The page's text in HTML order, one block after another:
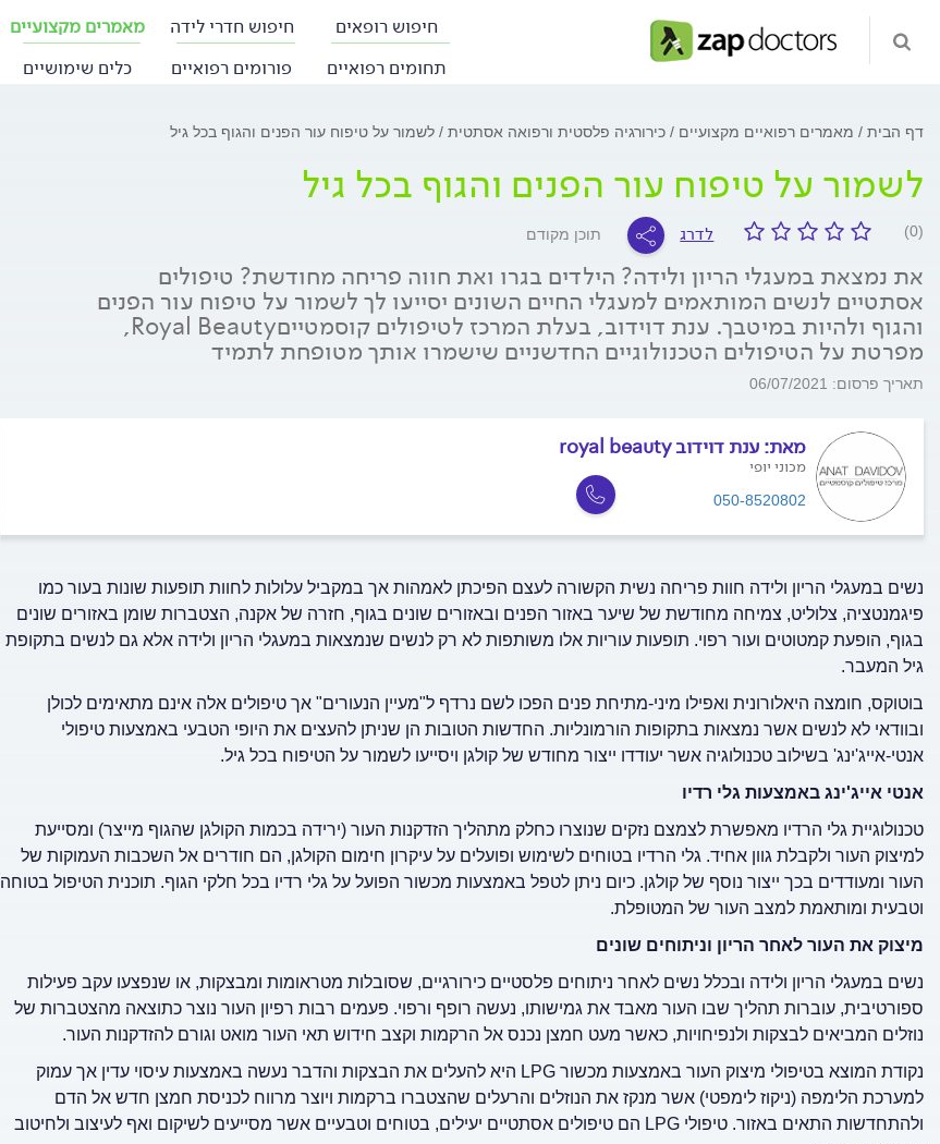
חיפוש רופאים חיפוש חדרי לידה מאמרים מקצועיים
תחומים רפואיים
פורומים רפואיים כלים שימושיים
דף הבית מאמרים רפואיים מקצועיים כירורגיה פלסטית ורפואה אסתטית לשמור על טיפוח עור הפנים והגוף בכל גיל
לשמור על טיפוח עור הפנים והגוף בכל גיל
(0) לדרג תוכן מקודם
את נמצאת במעגלי הריון ולידה? הילדים בגרו ואת חווה פריחה מחודשת? טיפולים
אסתטיים לנשים המותאמים למעגלי החיים השונים יסייעו לך לשמור על טיפוח עור הפנים
והגוף ולהיות במיטבך. ענת דוידוב, בעלת המרכז לטיפולים קוסמטייםRoyal Beauty,
מפרטת על הטיפולים הטכנולוגיים החדשניים שישמרו אותך מטופחת לתמיד
תאריך פרסום: 06/07/2021
מאת: ענת דוידוב royal beauty
מכוני יופי
050-8520802
נשים במעגלי הריון ולידה חוות פריחה נשית הקשורה לעצם הפיכתן לאמהות אך במקביל עלולות לחוות תופעות שונות בעור כמו
פיגמנטציה, צלוליט, צמיחה מחודשת של שיער באזור הפנים ובאזורים שונים בגוף, חזרה של אקנה, הצטברות שומן באזורים שונים
בגוף, הופעת קמטוטים ועור רפוי. תופעות עוריות אלו משותפות לא רק לנשים שנמצאות במעגלי הריון ולידה אלא גם לנשים בתקופת
גיל המעבר.
בוטוקס, חומצה היאלורונית ואפילו מיני-מתיחת פנים הפכו לשם נרדף ל"מעיין הנעורים" אך טיפולים אלה אינם מתאימים לכולן
ובוודאי לא לנשים אשר נמצאות בתקופות הורמונליות. החדשות הטובות הן שניתן להעצים את היופי הטבעי באמצעות טיפולי
אנטי-אייג'ינג' בשילוב טכנולוגיה אשר יעודדו ייצור מחודש של קולגן ויסייעו לשמור על הטיפוח בכל גיל.
אנטי אייג'ינג באמצעות גלי רדיו
טכנולוגיית גלי הרדיו מאפשרת לצמצם נזקים שנוצרו כחלק מתהליך הזדקנות העור (ירידה בכמות הקולגן שהגוף מייצר) ומסייעת
למיצוק העור ולקבלת גוון אחיד. גלי הרדיו בטוחים לשימוש ופועלים על עיקרון חימום הקולגן, הם חודרים אל השכבות העמוקות של
העור ומעודדים בכך ייצור נוסף של קולגן. כיום ניתן לטפל באמצעות מכשור הפועל על גלי רדיו בכל חלקי הגוף. תוכנית הטיפול בטוחה
וטבעית ומותאמת למצב העור של המטופלת.
מיצוק את העור לאחר הריון וניתוחים שונים
נשים במעגלי הריון ולידה ובכלל נשים לאחר ניתוחים פלסטיים כירורגיים, שסובלות מטראומות ומבצקות, או שנפצעו עקב פעילות
ספורטיבית, עוברות תהליך שבו העור מאבד את גמישותו, נעשה רופף ורפוי. פעמים רבות רפיון העור נוצר כתוצאה מהצטברות של
נוזלים המביאים לבצקות ולנפיחויות, כאשר מעט חמצן נכנס אל הרקמות וקצב חידוש תאי העור מואט וגורם להזדקנות העור.
נקודת המוצא בטיפולי מיצוק העור באמצעות מכשור LPG היא להעלים את הבצקות והדבר נעשה באמצעות עיסוי עדין אך עמוק
למערכת הלימפה (ניקוז לימפטי) אשר מנקז את הנוזלים והרעלים שהצטברו ברקמות ויוצר מרווח לכניסת חמצן חדש אל הדם
ולהתחדשות התאים באזור. טיפולי LPG הם טיפולים אסתטיים יעילים, בטוחים וטבעיים אשר מסייעים לשיקום ואף לעיצוב ולחיטוב